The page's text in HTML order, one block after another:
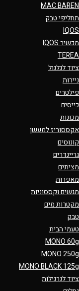
MAC BAREN
תחליפי טבק
IQOS
מכשיר IQOS
TEREA
ציוד לגלגול
ניירות
פילטרים
כייסים
מכונות
אקססוריז למעשן
קונוסים
גריינדרים
מציתים
מאפרות
מגשים וקססוניות
מקטרות מים
טבק
טעמי הבית
MONO 60g
MONO 250g
MONO BLACK 125g
ציוד לנרגילות